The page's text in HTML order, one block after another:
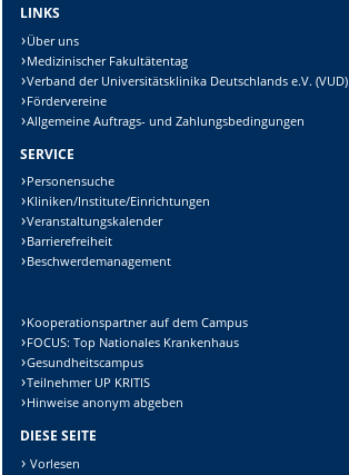
LINKS
Über uns
Medizinischer Fakultätentag
Verband der Universitätsklinika Deutschlands e.V. (VUD)
Fördervereine
Allgemeine Auftrags- und Zahlungsbedingungen
SERVICE
Personensuche
Kliniken/Institute/Einrichtungen
Veranstaltungskalender
Barrierefreiheit
Beschwerdemanagement
Kooperationspartner auf dem Campus
FOCUS: Top Nationales Krankenhaus
Gesundheitscampus
Teilnehmer UP KRITIS
Hinweise anonym abgeben
DIESE SEITE
Vorlesen